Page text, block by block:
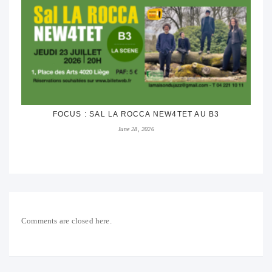
FOCUS : SAL LA ROCCA NEW4TET AU B3
June 28, 2026
Comments are closed here.